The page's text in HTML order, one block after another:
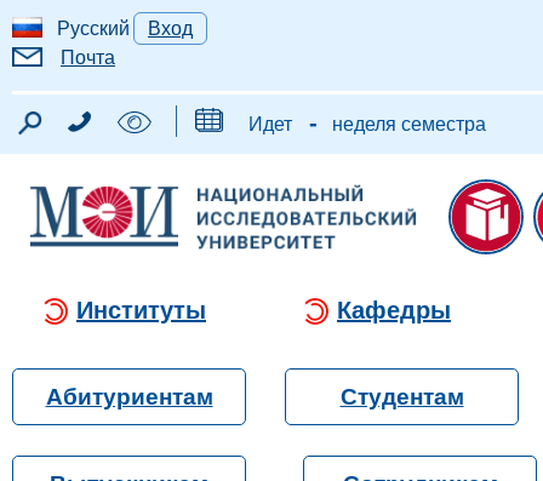
Русский
Вход
Почта
Идет - неделя семестра
Институты Кафедры
Абитуриентам Студентам